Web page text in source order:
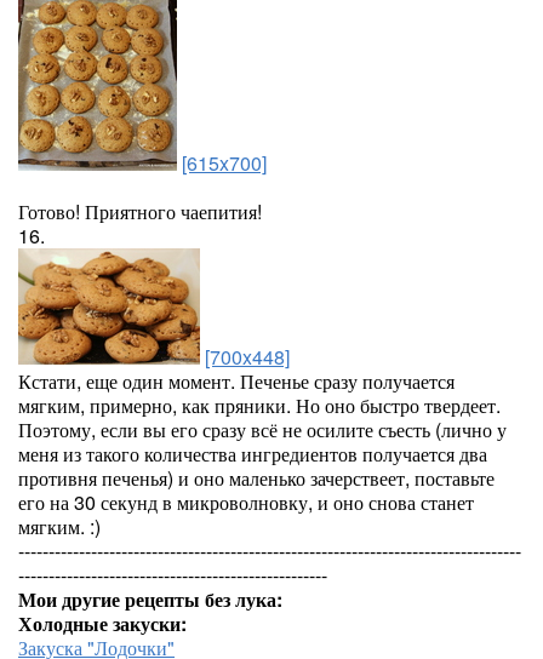
[615x700]
Готово! Приятного чаепития!
16.
[700x448]
Кстати, еще один момент. Печенье сразу получается
мягким, примерно, как пряники. Но оно быстро твердеет.
Поэтому, если вы его сразу всё не осилите съесть (лично у
меня из такого количества ингредиентов получается два
противня печенья) и оно маленько зачерствеет, поставьте
его на 30 секунд в микроволновку, и оно снова станет
мягким. :)
-----------------------------------------------------------------------------------
---------------------------------------------------
Мои другие рецепты без лука:
Холодные закуски:
Закуска "Лодочки"